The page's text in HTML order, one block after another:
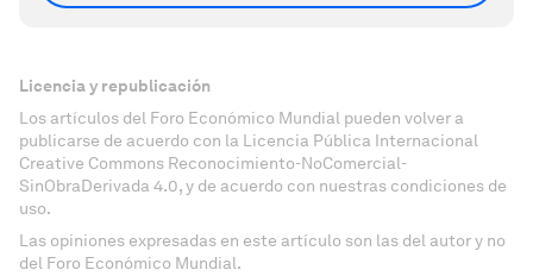
Licencia y republicación
Los artículos del Foro Económico Mundial pueden volver a
publicarse de acuerdo con la Licencia Pública Internacional
Creative Commons Reconocimiento-NoComercial-
SinObraDerivada 4.0, y de acuerdo con nuestras condiciones de
uso.
Las opiniones expresadas en este artículo son las del autor y no
del Foro Económico Mundial.